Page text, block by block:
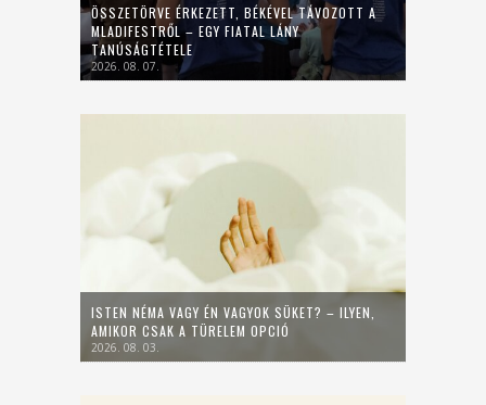
ÖSSZETÖRVE ÉRKEZETT, BÉKÉVEL TÁVOZOTT A
MLADIFESTRŐL – EGY FIATAL LÁNY
TANÚSÁGTÉTELE
2026. 08. 07.
ISTEN NÉMA VAGY ÉN VAGYOK SÜKET? – ILYEN,
AMIKOR CSAK A TÜRELEM OPCIÓ
2026. 08. 03.